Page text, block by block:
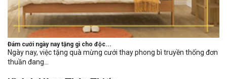
Đám cưới ngày nay tặng gì cho độc...
Ngày nay, việc tặng quà mừng cưới thay phong bì truyền thống đơn
thuần đang...